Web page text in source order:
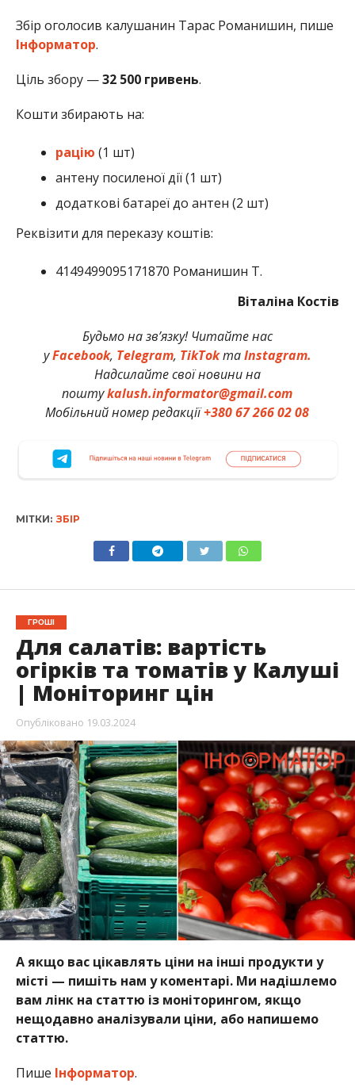
Збір оголосив калушанин Тарас Романишин, пише
Інформатор.
Ціль збору —32 500 гривень.
Кошти збирають на:
рацію (1 шт)
антену посиленої дії (1 шт)
додаткові батареї до антен (2 шт)
Реквізити для переказу коштів:
4149499095171870 Романишин Т.
Віталіна Костів
Будьмо на зв’язку! Читайте нас
уFacebook, Telegram, TikTokтаInstagram.
Надсилайте свої новини на
поштуkalush.informator@gmail.com
Мобільний номер редакції+380 67 266 02 08
МІТКИ: ЗБІР
ГРОШІ
Для салатів: вартість
огірків та томатів у Калуші
| Моніторинг цін
Опубліковано 19.03.2024
А якщо вас цікавлять ціни на інші продукти у
місті — пишіть нам у коментарі. Ми надішлемо
вам лінк на статтю із моніторингом, якщо
нещодавно аналізували ціни, або напишемо
статтю.
Пише Інформатор.